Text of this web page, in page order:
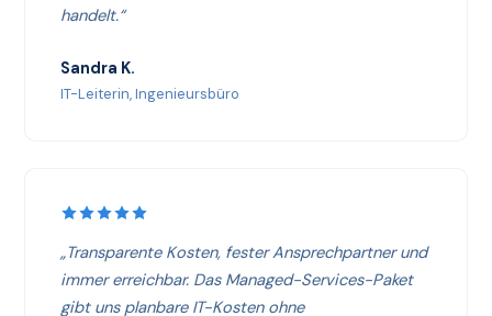
handelt.“
Sandra K.
IT-Leiterin, Ingenieursbüro
„Transparente Kosten, fester Ansprechpartner und
immer erreichbar. Das Managed-Services-Paket
gibt uns planbare IT-Kosten ohne